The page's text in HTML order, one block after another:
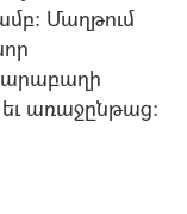
Մաղթում
առաջընթաց: